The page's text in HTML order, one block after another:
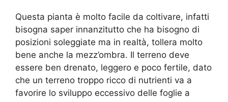
Questa pianta è molto facile da coltivare, infatti
bisogna saper innanzitutto che ha bisogno di
posizioni soleggiate ma in realtà, tollera molto
bene anche la mezz’ombra. Il terreno deve
essere ben drenato, leggero e poco fertile, dato
che un terreno troppo ricco di nutrienti va a
favorire lo sviluppo eccessivo delle foglie a